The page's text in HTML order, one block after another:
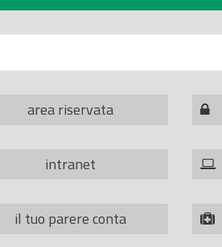
area riservata
intranet
il tuo parere conta